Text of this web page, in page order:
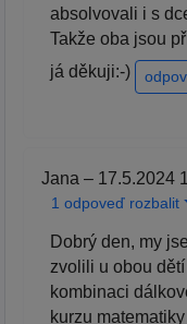
absolvovali i s
Takže oba jsou
já děkuji:-)
Jana – 17.5.2024
1 odpoveď rozbalit
Dobrý den, my
zvolili u obou dětí
kombinaci
kurzu matematiky